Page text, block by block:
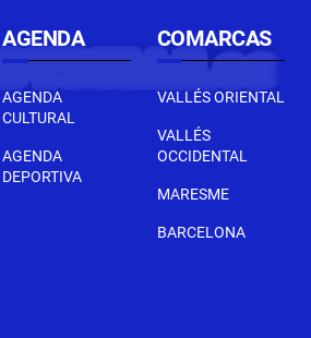
AGENDA
AGENDA
CULTURAL
AGENDA
DEPORTIVA
COMARCAS
VALLÉS ORIENTAL
VALLÉS
OCCIDENTAL
MARESME
BARCELONA